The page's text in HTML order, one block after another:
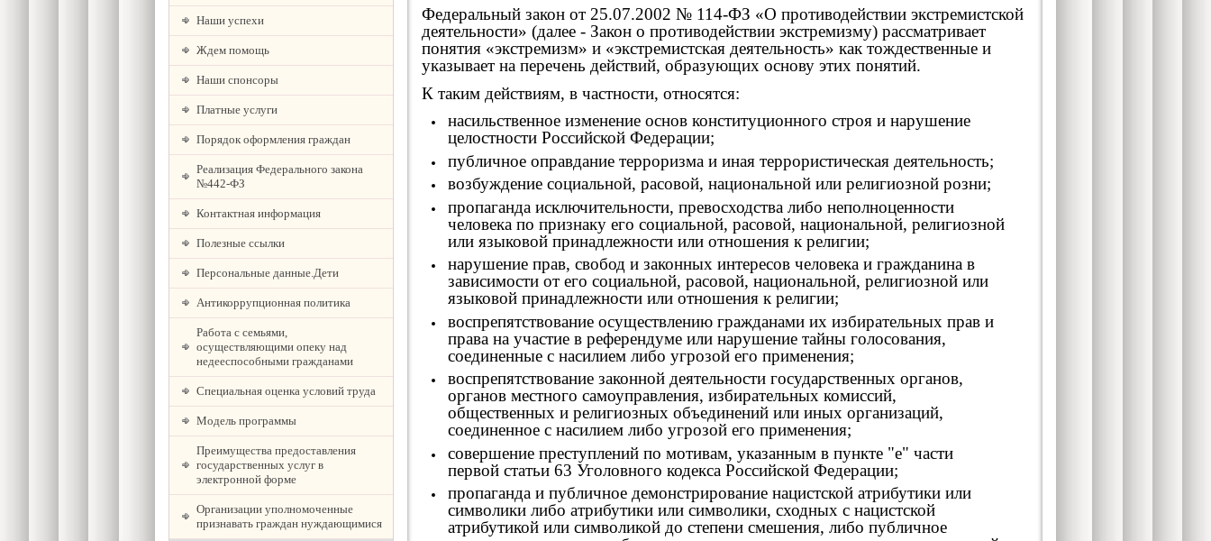
Наши успехи
Ждем помощь
Наши спонсоры
Платные услуги
Порядок оформления граждан
Реализация Федерального закона
№442-ФЗ
Контактная информация
Полезные ссылки
Персональные данные.Дети
Антикоррупционная политика
Работа с семьями,
осуществляющими опеку над
недееспособными гражданами
Специальная оценка условий труда
Модель программы
Преимущества предоставления
государственных услуг в
электронной форме
Организации уполномоченные
признавать граждан нуждающимися
Федеральный закон от 25.07.2002 № 114-ФЗ «О противодействии экстремистской
деятельности» (далее - Закон о противодействии экстремизму) рассматривает
понятия «экстремизм» и «экстремистская деятельность» как тождественные и
указывает на перечень действий, образующих основу этих понятий.
К таким действиям, в частности, относятся:
насильственное изменение основ конституционного строя и нарушение
целостности Российской Федерации;
публичное оправдание терроризма и иная террористическая деятельность;
возбуждение социальной, расовой, национальной или религиозной розни;
пропаганда исключительности, превосходства либо неполноценности
человека по признаку его социальной, расовой, национальной, религиозной
или языковой принадлежности или отношения к религии;
нарушение прав, свобод и законных интересов человека и гражданина в
зависимости от его социальной, расовой, национальной, религиозной или
языковой принадлежности или отношения к религии;
воспрепятствование осуществлению гражданами их избирательных прав и
права на участие в референдуме или нарушение тайны голосования,
соединенные с насилием либо угрозой его применения;
воспрепятствование законной деятельности государственных органов,
органов местного самоуправления, избирательных комиссий,
общественных и религиозных объединений или иных организаций,
соединенное с насилием либо угрозой его применения;
совершение преступлений по мотивам, указанным в пункте "е" части
первой статьи 63 Уголовного кодекса Российской Федерации;
пропаганда и публичное демонстрирование нацистской атрибутики или
символики либо атрибутики или символики, сходных с нацистской
атрибутикой или символикой до степени смешения, либо публичное